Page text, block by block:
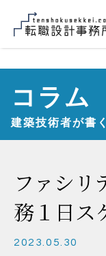
コラム
建築技術者が書
ファシリ
務１日ス
2023.05.30